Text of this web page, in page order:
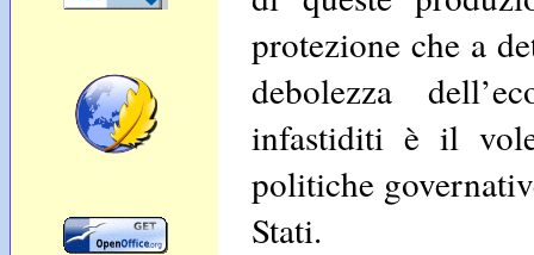
protezione che a
debolezza
infastiditi è il
politiche
Stati.